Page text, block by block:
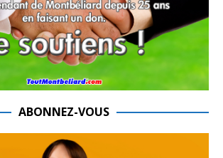
ABONNEZ-VOUS